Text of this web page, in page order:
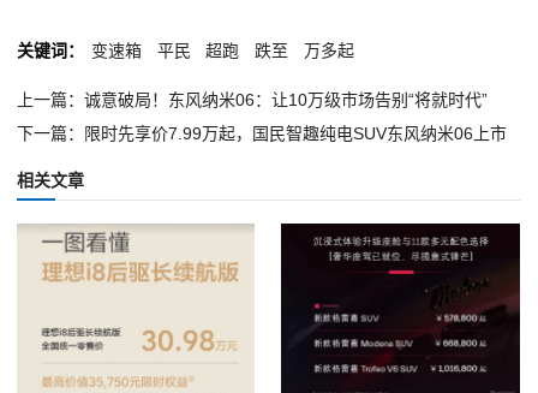
关键词： 变速箱 平民 超跑 跌至 万多起
上一篇：诚意破局！东风纳米06：让10万级市场告别“将就时代”
下一篇：限时先享价7.99万起，国民智趣纯电SUV东风纳米06上市
相关文章